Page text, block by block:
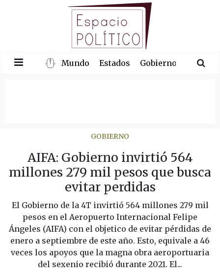
Mundo Estados Gobierno
GOBIERNO
AIFA: Gobierno invirtió 564
millones 279 mil pesos que busca
evitar perdidas
El Gobierno de la 4T invirtió 564 millones 279 mil
pesos en el Aeropuerto Internacional Felipe
Ángeles (AIFA) con el objetico de evitar pérdidas de
enero a septiembre de este año. Esto, equivale a 46
veces los apoyos que la magna obra aeroportuaria
del sexenio recibió durante 2021. El...